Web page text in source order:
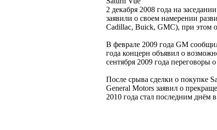
2 декабря 2008 года на
заявили о своем намерении
Cadillac, Buick, GMC), при этом
В феврале 2009 года GM
года концерн объявил о
сентября 2009 года переговоры
После срыва сделки о покупке
General Motors заявил о
2010 года стал последним днём